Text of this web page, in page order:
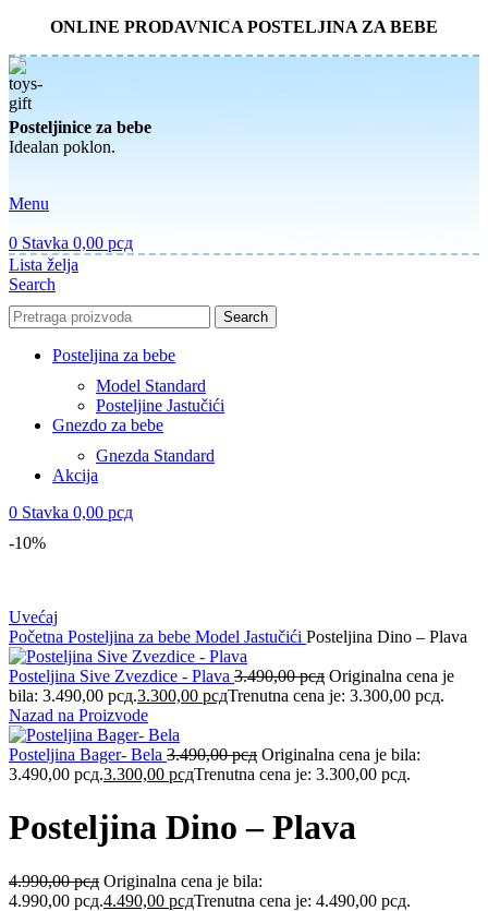
ONLINE PRODAVNICA POSTELJINA ZA BEBE
Posteljinice za bebe
Idealan poklon.
Menu
0 Stavka 0,00 рсд
Lista želja
Search
Search
Posteljina za bebe
Model Standard
Posteljine Jastučići
Gnezdo za bebe
Gnezda Standard
Akcija
0 Stavka 0,00 рсд
-10%
Uvećaj
Početna Posteljina za bebe Model Jastučići Posteljina Dino – Plava
Posteljina Sive Zvezdice - Plava 3.490,00рсд Originalna cena je
bila: 3.490,00 рсд.3.300,00 рсдTrenutna cena je: 3.300,00 рсд.
Nazad na Proizvode
Posteljina Bager- Bela 3.490,00рсд Originalna cena je bila:
3.490,00 рсд.3.300,00 рсдTrenutna cena je: 3.300,00 рсд.
Posteljina Dino – Plava
4.990,00рсд Originalna cena je bila:
4.990,00 рсд.4.490,00 рсдTrenutna cena je: 4.490,00 рсд.